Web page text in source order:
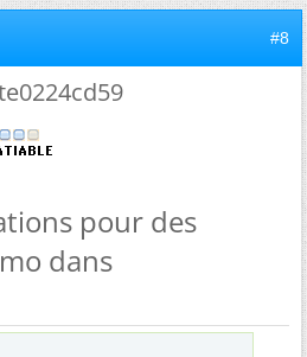
#8
pour des
dans